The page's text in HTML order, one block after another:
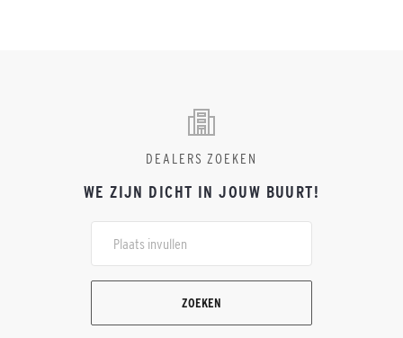
DEALERS ZOEKEN
WE ZIJN DICHT IN JOUW BUURT!
ZOEKEN